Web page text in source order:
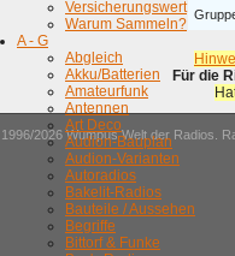
Versicherungswert
Warum Sammeln?
A - G
Abgleich
Akku/Batterien
Amateurfunk
Antennen
Art Deco
Audion-Bauplan
Audion-Varianten
Autoradios
Bakelit-Radios
Bauteile / Aussehen
Begriffe
Bittorf & Funke
Für die
2026 Wumpus Welt der Radios.